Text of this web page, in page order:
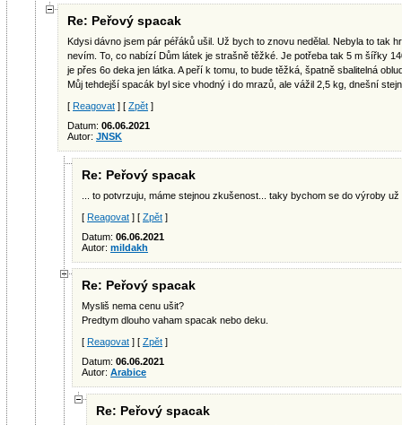
Re: Peřový spacak
Kdysi dávno jsem pár péřáků ušil. Už bych to znovu nedělal. Nebyla to tak
nevím. To, co nabízí Dům látek je strašně těžké. Je potřeba tak 5 m šířky
je přes 6o deka jen látka. A peří k tomu, to bude těžká, špatně sbalitelná
Můj tehdejší spacák byl sice vhodný i do mrazů, ale vážil 2,5 kg, dnešní
[ Reagovat ] [ Zpět ]
Datum: 06.06.2021
Autor: JNSK
Re: Peřový spacak
... to potvrzuju, máme stejnou zkušenost... taky bychom se do výroby už
[ Reagovat ] [ Zpět ]
Datum: 06.06.2021
Autor: mildakh
Re: Peřový spacak
Mysliš nema cenu ušit?
Predtym dlouho vaham spacak nebo deku.
[ Reagovat ] [ Zpět ]
Datum: 06.06.2021
Autor: Arabice
Re: Peřový spacak